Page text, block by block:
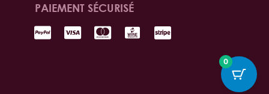
PAIEMENT SÉCURISÉ
0